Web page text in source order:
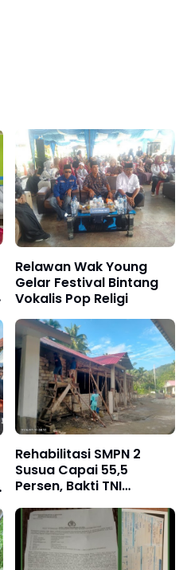
Relawan Wak Young
Gelar Festival Bintang
Vokalis Pop Religi
Rehabilitasi SMPN 2
Susua Capai 55,5
Persen, Bakti TNI
Belajar yang Lebih
Layak